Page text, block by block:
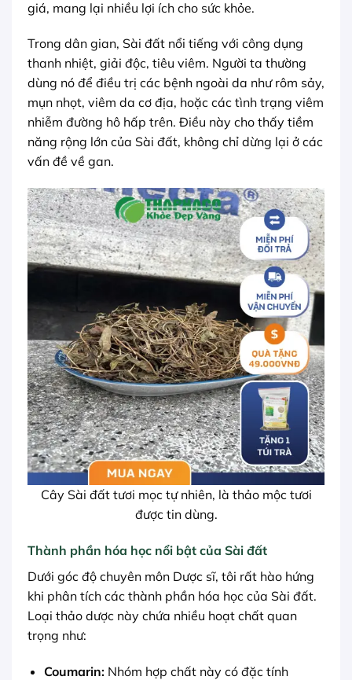
giá, mang lại nhiều lợi ích cho sức khỏe.
Trong dân gian, Sài đất nổi tiếng với công dụng
thanh nhiệt, giải độc, tiêu viêm. Người ta thường
dùng nó để điều trị các bệnh ngoài da như rôm sảy,
mụn nhọt, viêm da cơ địa, hoặc các tình trạng viêm
nhiễm đường hô hấp trên. Điều này cho thấy tiềm
năng rộng lớn của Sài đất, không chỉ dừng lại ở các
vấn đề về gan.
Cây Sài đất tươi mọc tự nhiên, là thảo mộc tươi
được tin dùng.
Thành phần hóa học nổi bật của Sài đất
Dưới góc độ chuyên môn Dược sĩ, tôi rất hào hứng
khi phân tích các thành phần hóa học của Sài đất.
Loại thảo dược này chứa nhiều hoạt chất quan
trọng như:
Coumarin:Nhóm hợp chất này có đặc tính